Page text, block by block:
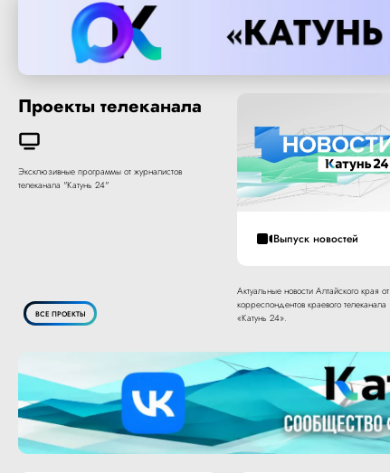
Проекты телеканала
Эксклюзивные программы от журналистов
телеканала "Катунь 24"
ВСЕ ПРОЕКТЫ
Выпуск новостей
Актуальные новости Алтайского края от
корреспондентов краевого телеканала
«Катунь 24».